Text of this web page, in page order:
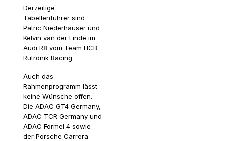
Derzeitige
Tabellenführer sind
Patric Niederhauser und
Kelvin van der Linde im
Audi R8 vom Team HCB-
Rutronik Racing.
Auch das
Rahmenprogramm lässt
keine Wünsche offen.
Die ADAC GT4 Germany,
ADAC TCR Germany und
ADAC Formel 4 sowie
der Porsche Carrera